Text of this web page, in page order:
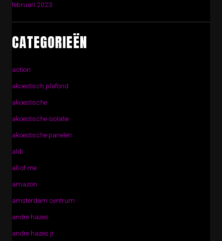
februari 2023
CATEGORIEËN
action
akoestisch plafond
akoestische
akoestische isolatie
akoestische panelen
aldi
all of me
amazon
amsterdam centrum
andre hazes
andre hazes jr